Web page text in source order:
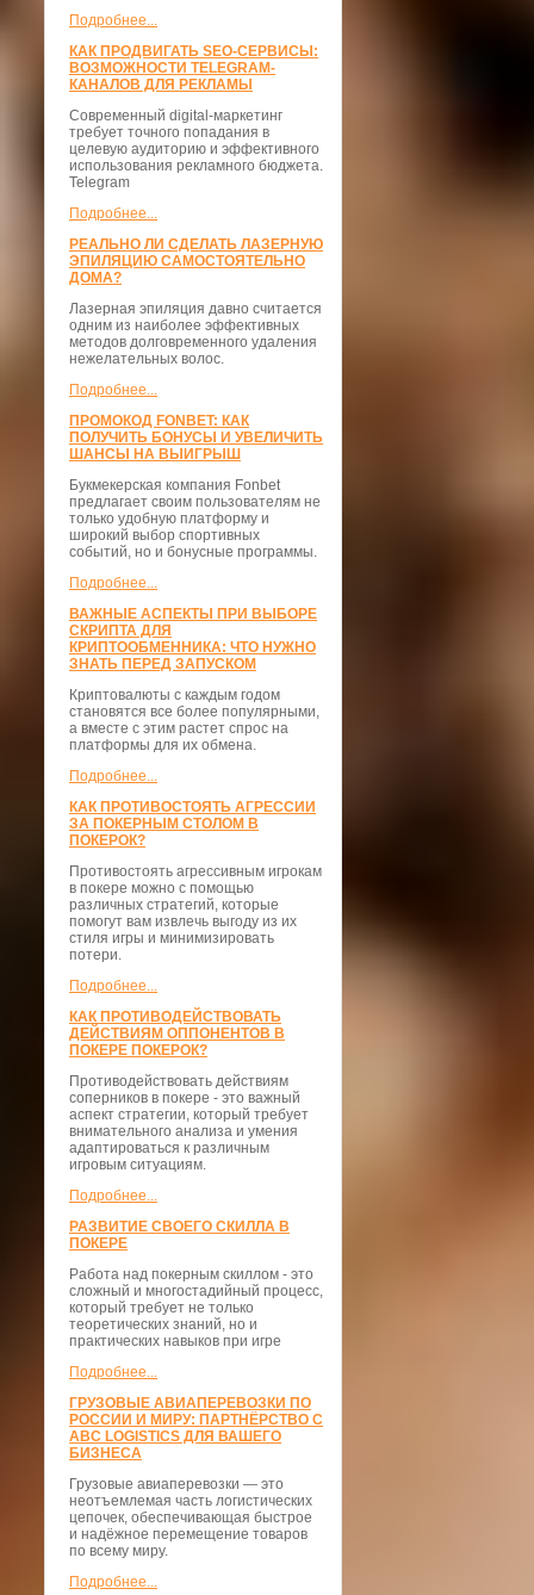
Подробнее...
КАК ПРОДВИГАТЬ SEO-СЕРВИСЫ:
ВОЗМОЖНОСТИ TELEGRAM-
КАНАЛОВ ДЛЯ РЕКЛАМЫ
Современный digital-маркетинг
требует точного попадания в
целевую аудиторию и эффективного
использования рекламного бюджета.
Telegram
Подробнее...
РЕАЛЬНО ЛИ СДЕЛАТЬ ЛАЗЕРНУЮ
ЭПИЛЯЦИЮ САМОСТОЯТЕЛЬНО
ДОМА?
Лазерная эпиляция давно считается
одним из наиболее эффективных
методов долговременного удаления
нежелательных волос.
Подробнее...
ПРОМОКОД FONBET: КАК
ПОЛУЧИТЬ БОНУСЫ И УВЕЛИЧИТЬ
ШАНСЫ НА ВЫИГРЫШ
Букмекерская компания Fonbet
предлагает своим пользователям не
только удобную платформу и
широкий выбор спортивных
событий, но и бонусные программы.
Подробнее...
ВАЖНЫЕ АСПЕКТЫ ПРИ ВЫБОРЕ
СКРИПТА ДЛЯ
КРИПТООБМЕННИКА: ЧТО НУЖНО
ЗНАТЬ ПЕРЕД ЗАПУСКОМ
Криптовалюты с каждым годом
становятся все более популярными,
а вместе с этим растет спрос на
платформы для их обмена.
Подробнее...
КАК ПРОТИВОСТОЯТЬ АГРЕССИИ
ЗА ПОКЕРНЫМ СТОЛОМ В
ПОКЕРОК?
Противостоять агрессивным игрокам
в покере можно с помощью
различных стратегий, которые
помогут вам извлечь выгоду из их
стиля игры и минимизировать
потери.
Подробнее...
КАК ПРОТИВОДЕЙСТВОВАТЬ
ДЕЙСТВИЯМ ОППОНЕНТОВ В
ПОКЕРЕ ПОКЕРОК?
Противодействовать действиям
соперников в покере - это важный
аспект стратегии, который требует
внимательного анализа и умения
адаптироваться к различным
игровым ситуациям.
Подробнее...
РАЗВИТИЕ СВОЕГО СКИЛЛА В
ПОКЕРЕ
Работа над покерным скиллом - это
сложный и многостадийный процесс,
который требует не только
теоретических знаний, но и
практических навыков при игре
Подробнее...
ГРУЗОВЫЕ АВИАПЕРЕВОЗКИ ПО
РОССИИ И МИРУ: ПАРТНЁРСТВО С
ABC LOGISTICS ДЛЯ ВАШЕГО
БИЗНЕСА
Грузовые авиаперевозки — это
неотъемлемая часть логистических
цепочек, обеспечивающая быстрое
и надёжное перемещение товаров
по всему миру.
Подробнее...